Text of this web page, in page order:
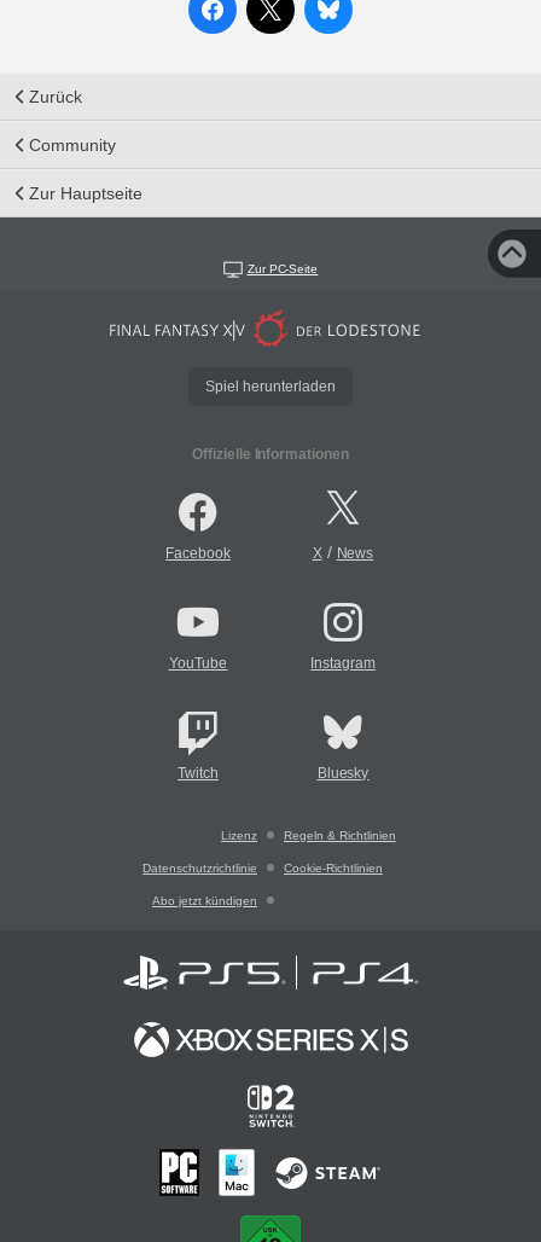
Zurück
Community
Zur Hauptseite
Zur PC-Seite
Spiel herunterladen
Offizielle Informationen
Facebook X/ News
YouTube Instagram
Twitch Bluesky
Lizenz Regeln & Richtlinien
Datenschutzrichtlinie Cookie-Richtlinien
Abo jetzt kündigen